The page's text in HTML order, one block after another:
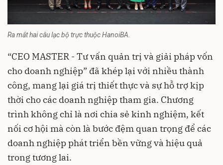
Ra mắt hai câu lạc bộ trực thuộc HanoiBA.
“CEO MASTER - Tư vấn quản trị và giải pháp vốn
cho doanh nghiệp” đã khép lại với nhiều thành
công, mang lại giá trị thiết thực và sự hỗ trợ kịp
thời cho các doanh nghiệp tham gia. Chương
trình không chỉ là nơi chia sẻ kinh nghiệm, kết
nối cơ hội mà còn là bước đệm quan trọng để các
doanh nghiệp phát triển bền vững và hiệu quả
trong tương lai.